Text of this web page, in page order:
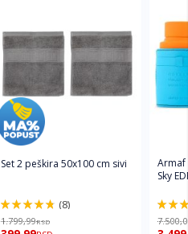
Set 2 peškira 50x100 cm sivi
96%
(8)
1.799,99RSD
Armaf
Sky
94%